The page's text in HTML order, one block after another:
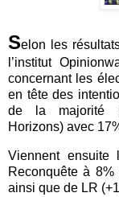
Selon les
l’institut
concernant les
en tête des
de la majorité
Horizons) avec
Viennent
Reconquête à
ainsi que de LR